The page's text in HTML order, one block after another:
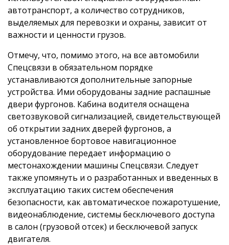
автотранспорт, а количество сотрудников,
выделяемых для перевозки и охраны, зависит от
важности и ценности грузов.
Отмечу, что, помимо этого, на все автомобили
Спецсвязи в обязательном порядке
устанавливаются дополнительные запорные
устройства. Ими оборудованы задние распашные
двери фургонов. Кабина водителя оснащена
светозвуковой сигнализацией, свидетельствующей
об открытии задних дверей фургонов, а
установленное бортовое навигационное
оборудование передает информацию о
местонахождении машины Спецсвязи. Следует
также упомянуть и о разработанных и введенных в
эксплуатацию таких систем обеспечения
безопасности, как автоматическое пожаротушение,
видеонаблюдение, системы бесключевого доступа
в салон (грузовой отсек) и бесключевой запуск
двигателя.